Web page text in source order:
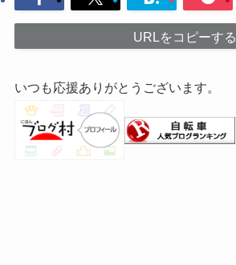
URLをコピーする
いつも応援ありがとうございます。